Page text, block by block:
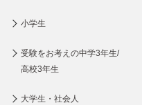
小学生
受験をお考えの中学3年生/
高校3年生
大学生・社会人